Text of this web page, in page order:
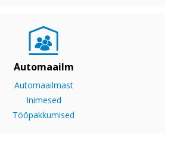
Automaailm
Automaailmast
Inimesed
Tööpakkumised